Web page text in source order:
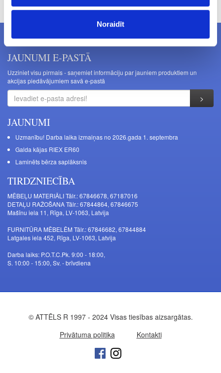
Noraidīt
JAUNUMI E-PASTĀ
Uzziniet visu pirmais - saņemiet informāciju par jauniem produktiem un
akcijas piedāvājumiem savā e-pastā
JAUNUMI
Uzmanību! Darba laika izmaiņas no 2026.gada 1. septembra
Galda kājas RIEX ER60
Laminēts bērza saplāksnis
TIRDZNIECĪBA
MĒBEĻU MATERIĀLI Tālr.: 67846678, 67187016
DETAĻU RAŽOŠANA Tālr.: 67844864, 67846675
Mašīnu iela 11, Rīga, LV-1063, Latvija
FURNITŪRA MĒBELĒM Tālr.: 67846682, 67844884
Latgales iela 452, Rīga, LV-1063, Latvija
Darba laiks: P.O.T.C.Pk. 9:00 - 18:00,
S. 10:00 - 15:00, Sv. - brīvdiena
© ATTĒLS R 1997 - 2024 Visas tiesības aizsargātas.
Privātuma politika
Kontakti